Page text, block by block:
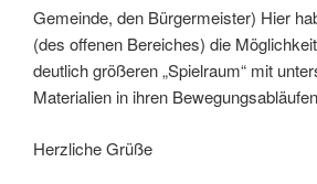
Gemeinde, den Bürgermeister) Hier
(des offenen Bereiches) die
deutlich größeren „Spielraum“ mit
Materialien in ihren
Herzliche Grüße